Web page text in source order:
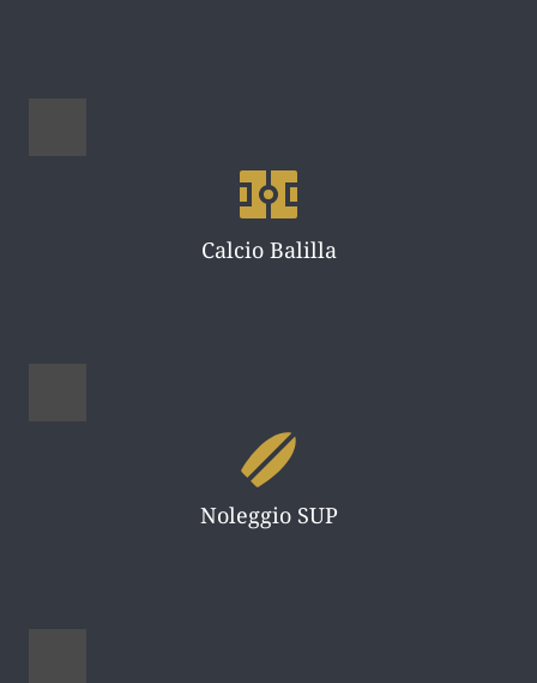
Calcio Balilla
Noleggio SUP